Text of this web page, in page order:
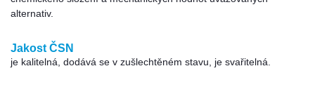
alternativ.
Jakost ČSN
je kalitelná, dodává se v zušlechtěném stavu, je svařitelná.